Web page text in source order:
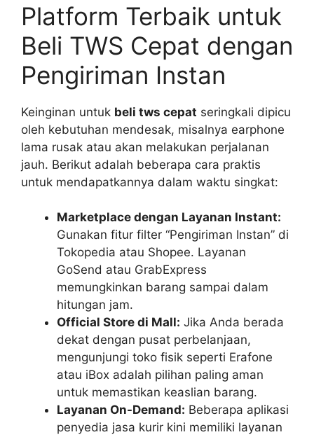
Platform Terbaik untuk
Beli TWS Cepat dengan
Pengiriman Instan
Keinginan untuk beli tws cepat seringkali dipicu
oleh kebutuhan mendesak, misalnya earphone
lama rusak atau akan melakukan perjalanan
jauh. Berikut adalah beberapa cara praktis
untuk mendapatkannya dalam waktu singkat:
Marketplace dengan Layanan Instant:
Gunakan fitur filter “Pengiriman Instan” di
Tokopedia atau Shopee. Layanan
GoSend atau GrabExpress
memungkinkan barang sampai dalam
hitungan jam.
Official Store di Mall: Jika Anda berada
dekat dengan pusat perbelanjaan,
mengunjungi toko fisik seperti Erafone
atau iBox adalah pilihan paling aman
untuk memastikan keaslian barang.
Layanan On-Demand: Beberapa aplikasi
penyedia jasa kurir kini memiliki layanan